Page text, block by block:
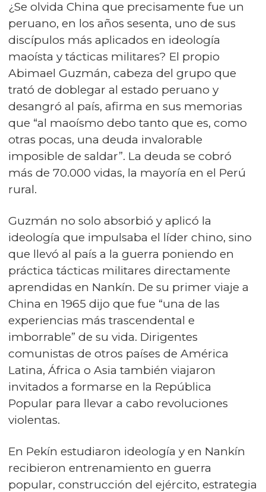
¿Se olvida China que precisamente fue un
peruano, en los años sesenta, uno de sus
discípulos más aplicados en ideología
maoísta y tácticas militares? El propio
Abimael Guzmán, cabeza del grupo que
trató de doblegar al estado peruano y
desangró al país, afirma en sus memorias
que “al maoísmo debo tanto que es, como
otras pocas, una deuda invalorable
imposible de saldar”. La deuda se cobró
más de 70.000 vidas, la mayoría en el Perú
rural.
Guzmán no solo absorbió y aplicó la
ideología que impulsaba el líder chino, sino
que llevó al país a la guerra poniendo en
práctica tácticas militares directamente
aprendidas en Nankín. De su primer viaje a
China en 1965 dijo que fue “una de las
experiencias más trascendental e
imborrable” de su vida. Dirigentes
comunistas de otros países de América
Latina, África o Asia también viajaron
invitados a formarse en la República
Popular para llevar a cabo revoluciones
violentas.
En Pekín estudiaron ideología y en Nankín
recibieron entrenamiento en guerra
popular, construcción del ejército, estrategia